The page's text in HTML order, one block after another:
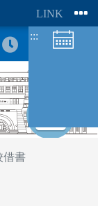
:::
借書